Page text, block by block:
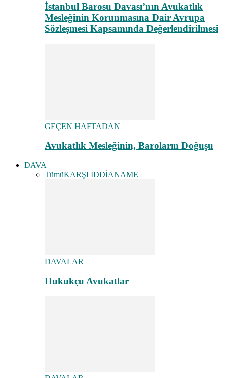
İstanbul Barosu Davası’nın Avukatlık
Mesleğinin Korunmasına Dair Avrupa
Sözleşmesi Kapsamında Değerlendirilmesi
GEÇEN HAFTADAN
Avukatlık Mesleğinin, Baroların Doğuşu
DAVA
TümüKARŞI İDDİANAME
DAVALAR
Hukukçu Avukatlar